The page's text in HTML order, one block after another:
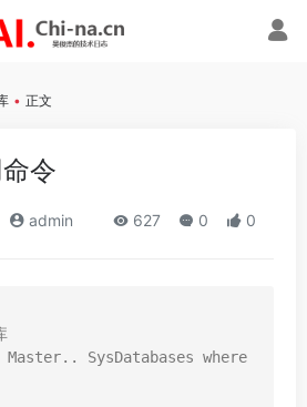
• 正文
令
admin 627 0 0
Master.. SysDatabases where